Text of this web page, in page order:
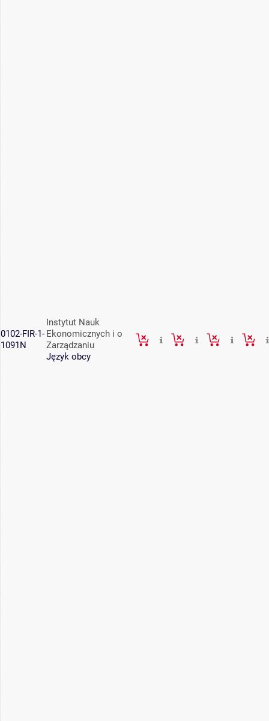
0102-FIR-1-
1091N
Instytut Nauk
Ekonomicznych i o
Zarządzaniu
Język obcy